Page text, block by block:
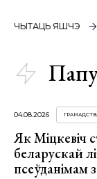
ЧЫТАЦЬ ЯШЧЭ
04.08.2026
Як Міцкевіч
беларускай
псеўданімам